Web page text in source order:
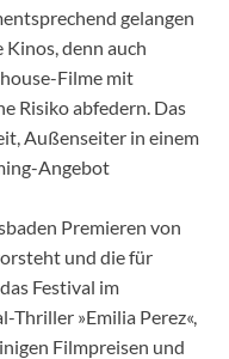
gelangen
denn auch
Filme mit
Risiko abfedern. Das
Außenseiter in einem
Angebot
Premieren von
und die für
Festival im
Thriller »Emilia Perez«,
Filmpreisen und